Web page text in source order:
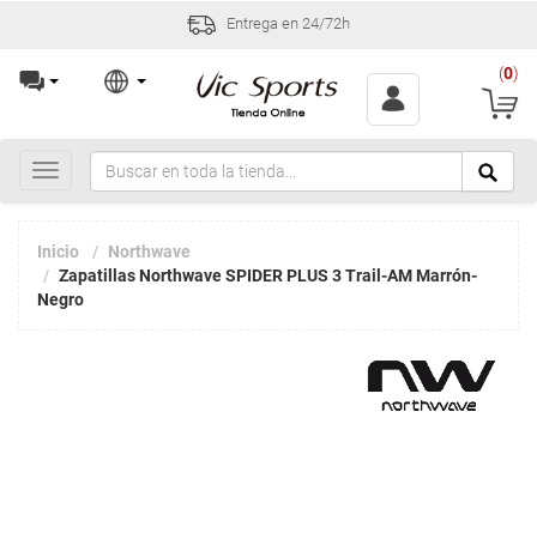
Entrega en 24/72h
(0)
Toggle
navigation
Inicio
Northwave
Zapatillas Northwave SPIDER PLUS 3 Trail-AM Marrón-
Negro